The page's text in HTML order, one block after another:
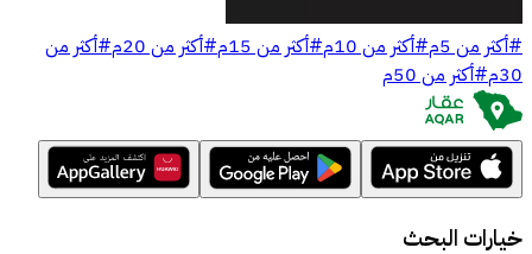
#أكثر من 5م #أكثر من 10م #أكثر من 15م #أكثر من 20م #أكثر من
30م #أكثر من 50م
خيارات البحث